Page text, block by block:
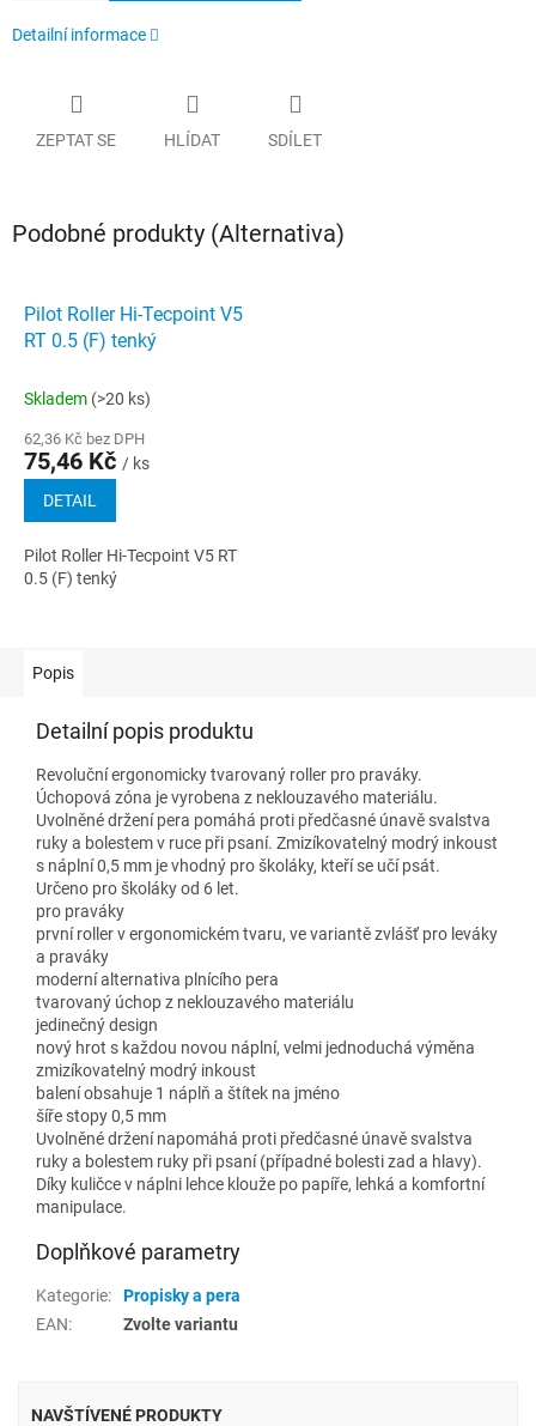
Detailní informace
ZEPTAT SE HLÍDAT SDÍLET
Podobné produkty (Alternativa)
Pilot Roller Hi-Tecpoint V5
RT 0.5 (F) tenký
Skladem (>20 ks)
62,36 Kč bez DPH
75,46 Kč / ks
DETAIL
Pilot Roller Hi-Tecpoint V5 RT
0.5 (F) tenký
Popis
Detailní popis produktu
Revoluční ergonomicky tvarovaný roller pro praváky.
Úchopová zóna je vyrobena z neklouzavého materiálu.
Uvolněné držení pera pomáhá proti předčasné únavě svalstva
ruky a bolestem v ruce při psaní. Zmizíkovatelný modrý inkoust
s náplní 0,5 mm je vhodný pro školáky, kteří se učí psát.
Určeno pro školáky od 6 let.
pro praváky
první roller v ergonomickém tvaru, ve variantě zvlášť pro leváky
a praváky
moderní alternativa plnícího pera
tvarovaný úchop z neklouzavého materiálu
jedinečný design
nový hrot s každou novou náplní, velmi jednoduchá výměna
zmizíkovatelný modrý inkoust
balení obsahuje 1 náplň a štítek na jméno
šíře stopy 0,5 mm
Uvolněné držení napomáhá proti předčasné únavě svalstva
ruky a bolestem ruky při psaní (případné bolesti zad a hlavy).
Díky kuličce v náplni lehce klouže po papíře, lehká a komfortní
manipulace.
Doplňkové parametry
Kategorie:
Propisky a pera
EAN: Zvolte variantu
NAVŠTÍVENÉ PRODUKTY